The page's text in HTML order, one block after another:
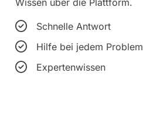
Schnelle Antwort
Hilfe bei jedem Problem
Expertenwissen